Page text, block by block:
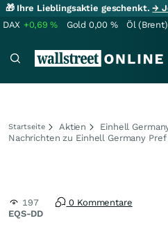
🎁 Ihre Lieblingsaktie geschenkt.→
DAX +0,69% Gold 0,00 % Öl (Brent)
Startseite Aktien
Einhell
Nachrichten zu Einhell Germany Pref
EQS-DD
197 0 Kommentare